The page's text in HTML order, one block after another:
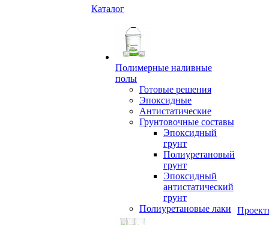
Каталог
Полимерные наливные
полы
Готовые решения
Эпоксидные
Антистатические
Грунтовочные составы
Эпоксидный
грунт
Полиуретановый
грунт
Эпоксидный
антистатический
грунт
Полиуретановые лаки